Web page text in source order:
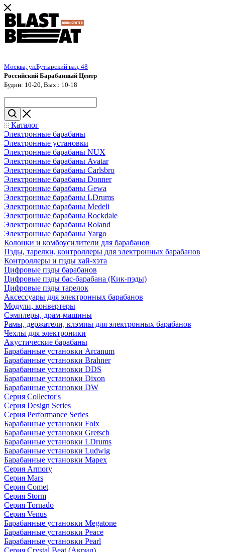
Москва, ул.Бутырский вал, 48
Российский Барабанный Центр
Будни: 10-20, Вых.: 10-18
Каталог
Электронные барабаны
Электронные установки
Электронные барабаны NUX
Электронные барабаны Avatar
Электронные барабаны Carlsbro
Электронные барабаны Donner
Электронные барабаны Gewa
Электронные барабаны LDrums
Электронные барабаны Medeli
Электронные барабаны Rockdale
Электронные барабаны Roland
Электронные барабаны Yargo
Колонки и комбоусилители для барабанов
Пэды, тарелки, контроллеры для электронных барабанов
Контроллеры и пэды хай-хэта
Цифровые пэды барабанов
Цифровые пэды бас-барабана (Кик-пэды)
Цифровые пэды тарелок
Аксессуары для электронных барабанов
Модули, конвертеры
Сэмплеры, драм-машины
Рамы, держатели, клэмпы для электронных барабанов
Чехлы для электроники
Акустические барабаны
Барабанные установки Arcanum
Барабанные установки Brahner
Барабанные установки DDS
Барабанные установки Dixon
Барабанные установки DW
Серия Collector's
Серия Design Series
Серия Performance Series
Барабанные установки Foix
Барабанные установки Gretsch
Барабанные установки LDrums
Барабанные установки Ludwig
Барабанные установки Mapex
Серия Armory
Серия Mars
Серия Comet
Серия Storm
Серия Tornado
Серия Venus
Барабанные установки Megatone
Барабанные установки Peace
Барабанные установки Pearl
Серия Crystal Beat (Акрил)